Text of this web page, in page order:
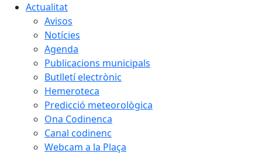
Actualitat
Avisos
Notícies
Agenda
Publicacions municipals
Butlletí electrònic
Hemeroteca
Predicció meteorològica
Ona Codinenca
Canal codinenc
Webcam a la Plaça